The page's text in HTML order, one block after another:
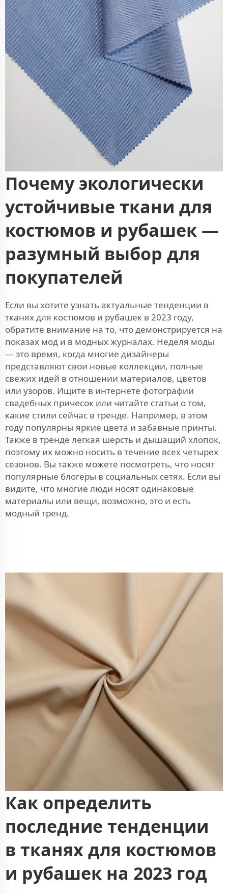
Почему экологически
устойчивые ткани для
костюмов и рубашек —
разумный выбор для
покупателей
Если вы хотите узнать актуальные тенденции в
тканях для костюмов и рубашек в 2023 году,
обратите внимание на то, что демонстрируется на
показах мод и в модных журналах. Неделя моды
— это время, когда многие дизайнеры
представляют свои новые коллекции, полные
свежих идей в отношении материалов, цветов
или узоров. Ищите в интернете фотографии
свадебных причесок или читайте статьи о том,
какие стили сейчас в тренде. Например, в этом
году популярны яркие цвета и забавные принты.
Также в тренде легкая шерсть и дышащий хлопок,
поэтому их можно носить в течение всех четырех
сезонов. Вы также можете посмотреть, что носят
популярные блогеры в социальных сетях. Если вы
видите, что многие люди носят одинаковые
материалы или вещи, возможно, это и есть
модный тренд.
Как определить
последние тенденции
в тканях для костюмов
и рубашек на 2023 год